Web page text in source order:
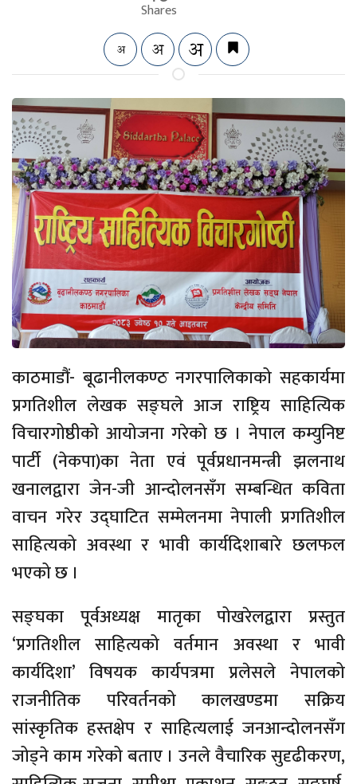
Shares
काठमाडौं- बूढानीलकण्ठ नगरपालिकाको सहकार्यमा
प्रगतिशील लेखक सङ्घले आज राष्ट्रिय साहित्यिक
विचारगोष्ठीको आयोजना गरेको छ । नेपाल कम्युनिष्ट
पार्टी (नेकपा)का नेता एवं पूर्वप्रधानमन्त्री झलनाथ
खनालद्वारा जेन-जी आन्दोलनसँग सम्बन्धित कविता
वाचन गरेर उद्घाटित सम्मेलनमा नेपाली प्रगतिशील
साहित्यको अवस्था र भावी कार्यदिशाबारे छलफल
भएको छ ।
सङ्घका पूर्वअध्यक्ष मातृका पोखरेलद्वारा प्रस्तुत
‘प्रगतिशील साहित्यको वर्तमान अवस्था र भावी
कार्यदिशा’ विषयक कार्यपत्रमा प्रलेसले नेपालको
राजनीतिक परिवर्तनको कालखण्डमा सक्रिय
सांस्कृतिक हस्तक्षेप र साहित्यलाई जनआन्दोलनसँग
जोड्ने काम गरेको बताए । उनले वैचारिक सुदृढीकरण,